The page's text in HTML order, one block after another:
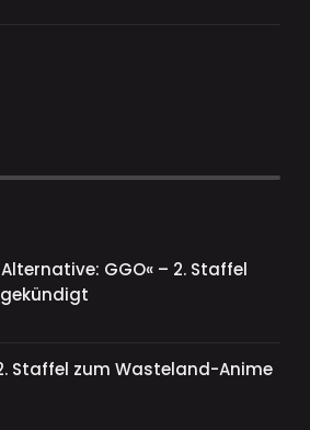
GGO« – 2. Staffel
Staffel zum Wasteland-Anime